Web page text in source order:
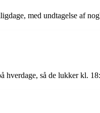
med undtagelse af
så de lukker kl.